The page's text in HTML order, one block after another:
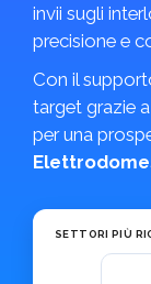
invii sugli
precisione e
Con il
target grazie a
per una
SETTORI PIÙ